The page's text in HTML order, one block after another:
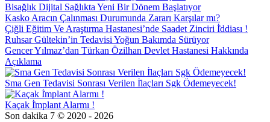
Bisağlık Dijital Sağlıkta Yeni Bir Dönem Başlatıyor
Kasko Aracın Çalınması Durumunda Zararı Karşılar mı?
Çiğli Eğitim Ve Araştırma Hastanesi’nde Saadet Zinciri İ̇ddiası !
Ruhsar Gültekin’in Tedavisi Yoğun Bakımda Sürüyor
Gencer Yılmaz’dan Türkan Özilhan Devlet Hastanesi Hakkında
Açıklama
Sma Gen Tedavisi Sonrası Verilen İ̇laçları Sgk Ödemeyecek!
Kaçak İ̇mplant Alarmı !
Son dakika 7 © 2020 - 2026